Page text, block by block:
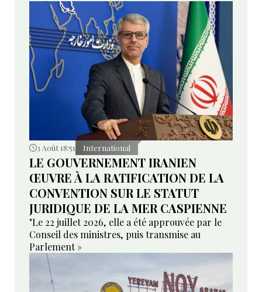
3 Août 18:51 International
LE GOUVERNEMENT IRANIEN
ŒUVRE À LA RATIFICATION DE LA
CONVENTION SUR LE STATUT
JURIDIQUE DE LA MER CASPIENNE
"Le 22 juillet 2026, elle a été approuvée par le
Conseil des ministres, puis transmise au
Parlement »